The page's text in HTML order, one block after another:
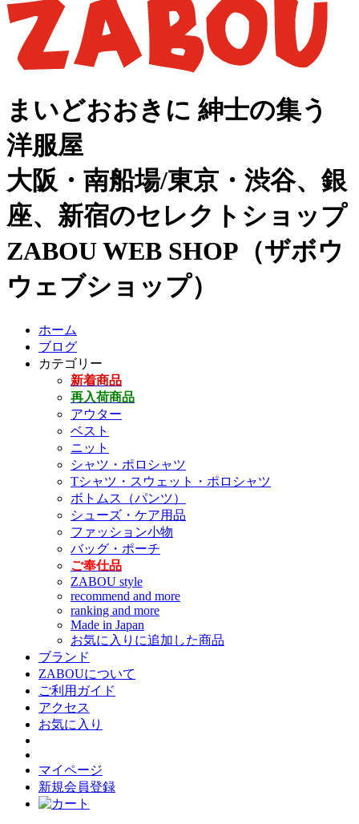
まいどおおきに 紳士の集う
洋服屋
大阪・南船場/東京・渋谷、銀
座、新宿のセレクトショップ
ZABOU WEB SHOP（ザボウ
ウェブショップ）
ホーム
ブログ
カテゴリー
新着商品
再入荷商品
アウター
ベスト
ニット
シャツ・ポロシャツ
Tシャツ・スウェット・ポロシャツ
ボトムス（パンツ）
シューズ・ケア用品
ファッション小物
バッグ・ポーチ
ご奉仕品
ZABOU style
recommend and more
ranking and more
Made in Japan
お気に入りに追加した商品
ブランド
ZABOUについて
ご利用ガイド
アクセス
お気に入り
マイページ
新規会員登録